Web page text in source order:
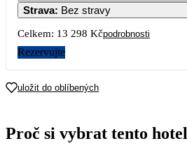
7
8 209
8 9 10
21 22
28
6 649
29 30
Strava: Bez stravy
Celkem: 13 298 Kčpodrobnosti
Rezervujte
uložit do oblíbených
Proč si vybrat tento hotel